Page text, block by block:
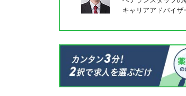
キャリアアドバイ